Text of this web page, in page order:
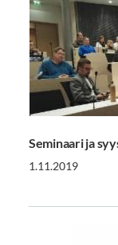
Seminaari ja
1.11.2019